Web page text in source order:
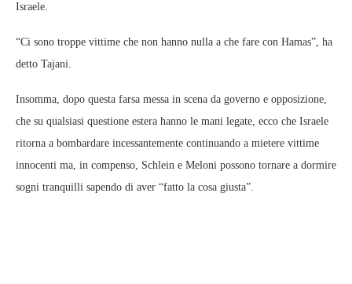
Israele.
“Ci sono troppe vittime che non hanno nulla a che fare con Hamas”, ha
detto Tajani.
Insomma, dopo questa farsa messa in scena da governo e opposizione,
che su qualsiasi questione estera hanno le mani legate, ecco che Israele
ritorna a bombardare incessantemente continuando a mietere vittime
innocenti ma, in compenso, Schlein e Meloni possono tornare a dormire
sogni tranquilli sapendo di aver “fatto la cosa giusta”.